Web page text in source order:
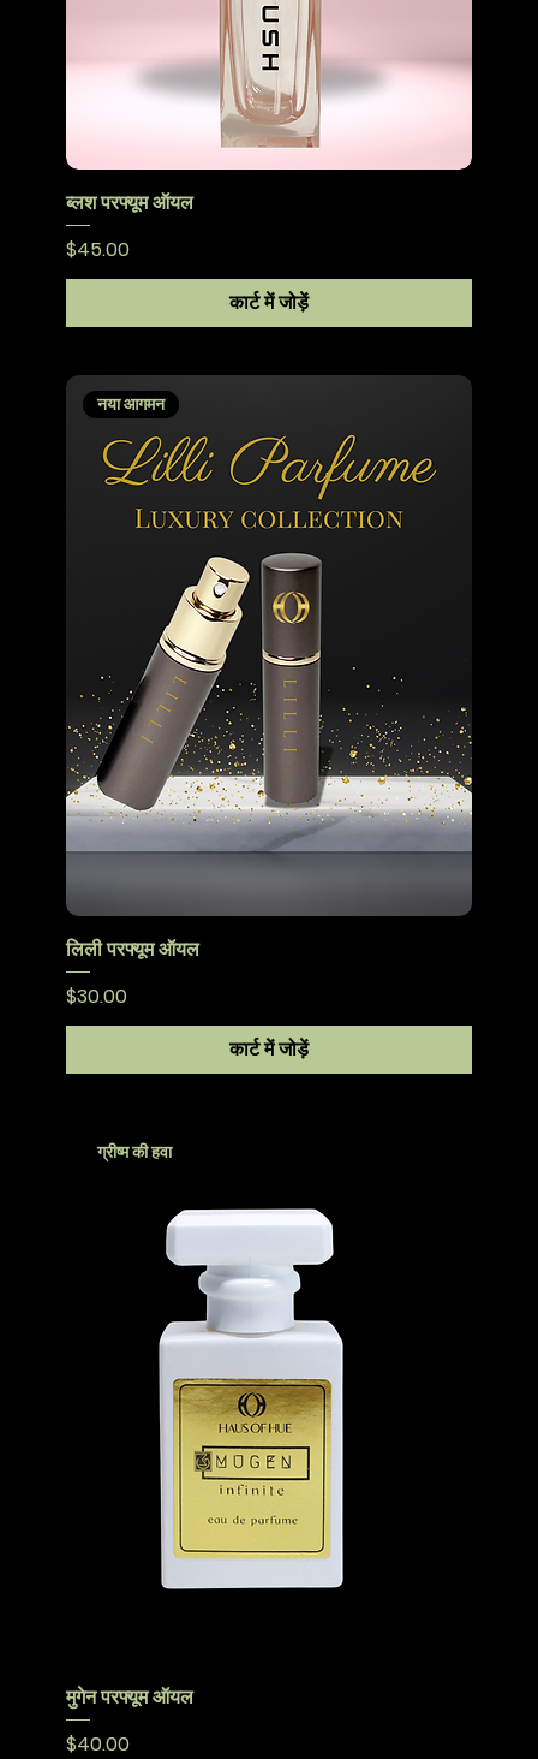
ब्लश परफ्यूम ऑयल
मूल्य
$45.00
कार्ट में जोड़ें
नया आगमन
लिली परफ्यूम ऑयल
मूल्य
$30.00
कार्ट में जोड़ें
ग्रीष्म की हवा
मुगेन परफ्यूम ऑयल
मूल्य
$40.00